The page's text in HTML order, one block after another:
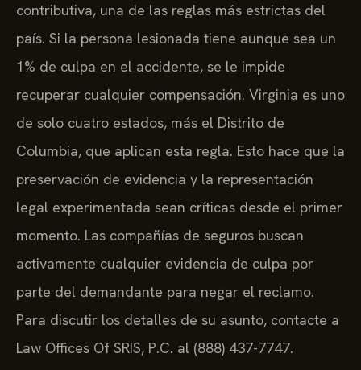
contributiva, una de las reglas más estrictas del
país. Si la persona lesionada tiene aunque sea un
1% de culpa en el accidente, se le impide
recuperar cualquier compensación. Virginia es uno
de solo cuatro estados, más el Distrito de
Columbia, que aplican esta regla. Esto hace que la
preservación de evidencia y la representación
legal experimentada sean críticas desde el primer
momento. Las compañías de seguros buscan
activamente cualquier evidencia de culpa por
parte del demandante para negar el reclamo.
Para discutir los detalles de su asunto, contacte a
Law Offices Of SRIS, P.C. al (888) 437-7747.